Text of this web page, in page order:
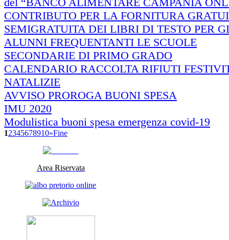
CONTRIBUTO PER LA FORNITURA
SEMIGRATUITA DEI LIBRI DI TESTO PER
ALUNNI FREQUENTANTI LE SCUOLE
SECONDARIE DI PRIMO GRADO
CALENDARIO RACCOLTA RIFIUTI
NATALIZIE
AVVISO PROROGA BUONI SPESA
IMU 2020
Modulistica buoni spesa emergenza covid-19
12345678910»Fine
Area Riservata